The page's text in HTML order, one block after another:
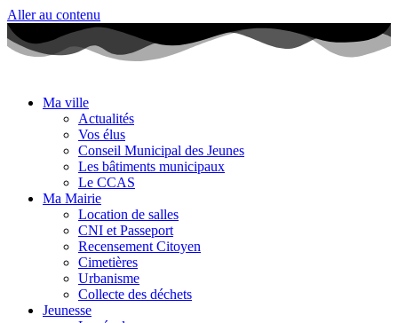
Aller au contenu
Ma ville
Actualités
Vos élus
Conseil Municipal des Jeunes
Les bâtiments municipaux
Le CCAS
Ma Mairie
Location de salles
CNI et Passeport
Recensement Citoyen
Cimetières
Urbanisme
Collecte des déchets
Jeunesse